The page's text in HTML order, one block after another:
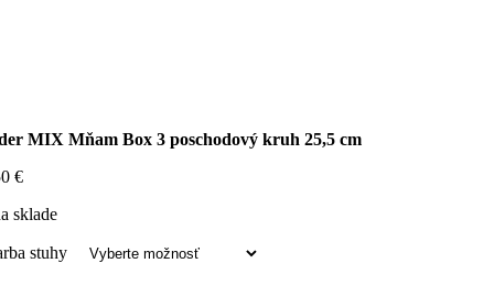
MIX Mňam Box 3 poschodový kruh 25,5 cm
€
sklade
stuhy